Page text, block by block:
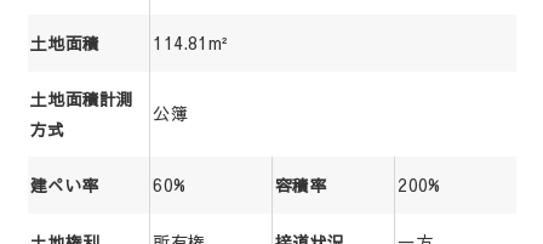
土地面積 114.81m²
土地面積計測
方式
公簿
建ぺい率 60% 容積率 200%